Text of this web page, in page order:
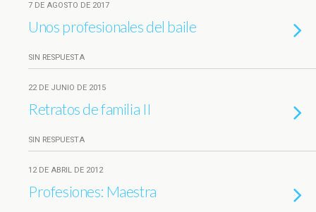
7 DE AGOSTO DE 2017
Unos profesionales del baile
SIN RESPUESTA
22 DE JUNIO DE 2015
Retratos de familia II
SIN RESPUESTA
12 DE ABRIL DE 2012
Profesiones: Maestra